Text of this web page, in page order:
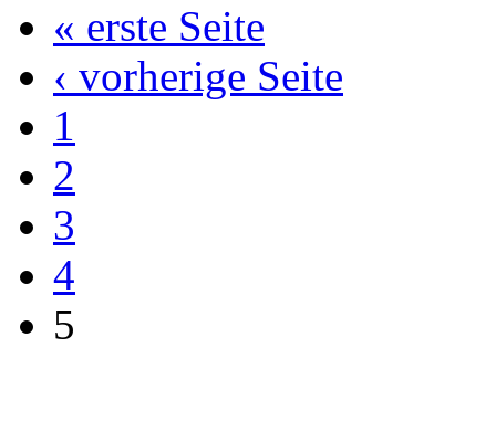
« erste Seite
‹ vorherige Seite
1
2
3
4
5